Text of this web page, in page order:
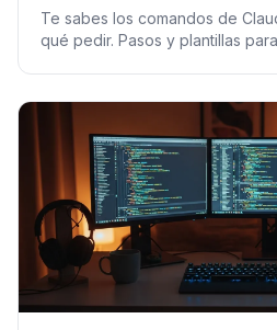
primer paso seguro
Te sabes los comandos de
qué pedir. Pasos y plantillas